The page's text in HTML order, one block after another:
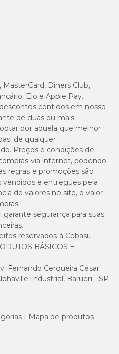
MasterCard, Diners Club,
Elo e Apple Pay.
contidos em nosso
de duas ou mais
por aquela que melhor
de qualquer
Preços e condições de
via internet, podendo
regras e promoções são
vendidos e entregues pela
de valores no site, o valor
garante segurança para suas
reservados à Cobasi.
BÁSICOS E
Fernando Cerqueira César
Industrial, Barueri - SP
Mapa de produtos